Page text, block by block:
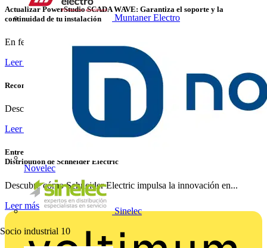
Muntaner Electro
Novelec
Sinelec
Socio industrial 10
Actualizar PowerStudio SCADA WAVE: Garantiza el soporte y la
continuidad de tu instalación
En febrero de 2026 finalizará oficialmente el soporte para...
Leer más
Reconexión Inteligente: Garantiza Suministro Continuo sin Interrupciones
Descubre cómo las protecciones inteligentes de Chint...
Leer más
Entrevista con Luis Catalán, Business Development Director Home &
Distribution de Schneider Electric
Descubre cómo Schneider Electric impulsa la innovación en...
Leer más